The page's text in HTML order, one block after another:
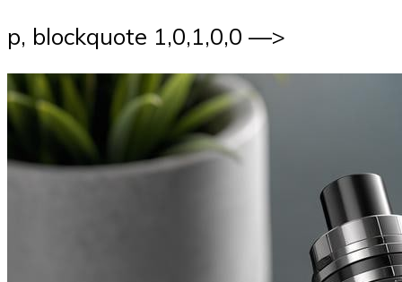
p, blockquote 1,0,1,0,0 —>